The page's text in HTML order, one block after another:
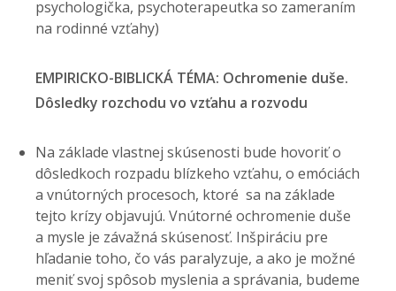
psychologička, psychoterapeutka so zameraním
na rodinné vzťahy)
EMPIRICKO-BIBLICKÁ TÉMA: Ochromenie duše.
Dôsledky rozchodu vo vzťahu a rozvodu
Na základe vlastnej skúsenosti bude hovoriť o
dôsledkoch rozpadu blízkeho vzťahu, o emóciách
a vnútorných procesoch, ktoré sa na základe
tejto krízy objavujú. Vnútorné ochromenie duše
a mysle je závažná skúsenosť. Inšpiráciu pre
hľadanie toho, čo vás paralyzuje, a ako je možné
meniť svoj spôsob myslenia a správania, budeme